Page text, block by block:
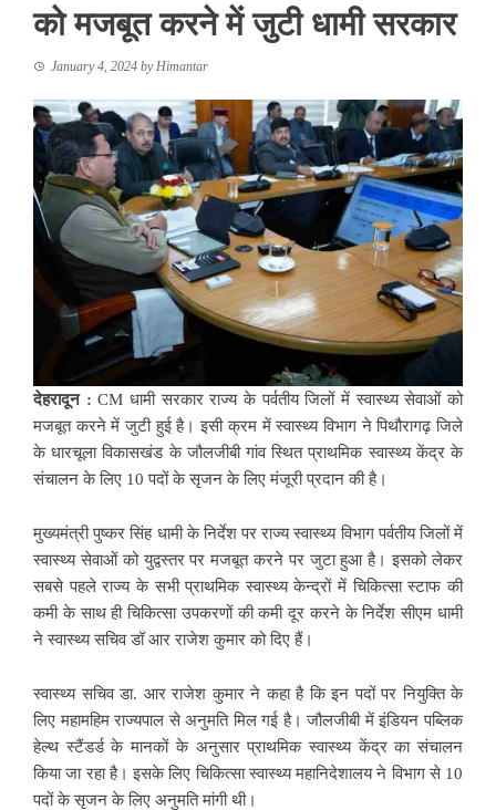
को मजबूत करने में जुटी धामी सरकार
January 4, 2024 byHimantar
देहरादून : CM धामी सरकार राज्य के पर्वतीय जिलों में स्वास्थ्य सेवाओं को
मजबूत करने में जुटी हुई है। इसी क्रम में स्वास्थ्य विभाग ने पिथौरागढ़ जिले
के धारचूला विकासखंड के जौलजीबी गांव स्थित प्राथमिक स्वास्थ्य केंद्र के
संचालन के लिए 10 पदों के सृजन के लिए मंजूरी प्रदान की है।
मुख्यमंत्री पुष्कर सिंह धामी के निर्देश पर राज्य स्वास्थ्य विभाग पर्वतीय जिलों में
स्वास्थ्य सेवाओं को युद्वस्तर पर मजबूत करने पर जुटा हुआ है। इसको लेकर
सबसे पहले राज्य के सभी प्राथमिक स्वास्थ्य केन्द्रों में चिकित्सा स्टाफ की
कमी के साथ ही चिकित्सा उपकरणों की कमी दूर करने के निर्देश सीएम धामी
ने स्वास्थ्य सचिव डॉ आर राजेश कुमार को दिए हैं।
स्वास्थ्य सचिव डा. आर राजेश कुमार ने कहा है कि इन पदों पर नियुक्ति के
लिए महामहिम राज्यपाल से अनुमति मिल गई है। जौलजीबी में इंडियन पब्लिक
हेल्थ स्टैंडर्ड के मानकों के अनुसार प्राथमिक स्वास्थ्य केंद्र का संचालन
किया जा रहा है। इसके लिए चिकित्सा स्वास्थ्य महानिदेशालय ने विभाग से 10
पदों के सृजन के लिए अनुमति मांगी थी।